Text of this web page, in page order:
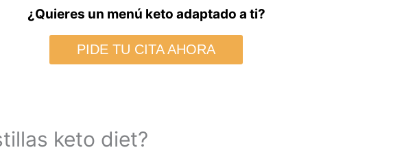
¿Quieres un menú keto adaptado a ti?
PIDE TU CITA AHORA
keto diet?